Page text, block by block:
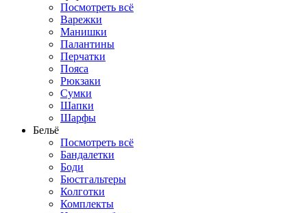
Посмотреть всё
Варежки
Манишки
Палантины
Перчатки
Пояса
Рюкзаки
Сумки
Шапки
Шарфы
Бельё
Посмотреть всё
Бандалетки
Боди
Бюстгальтеры
Колготки
Комплекты